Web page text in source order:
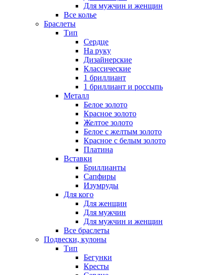
Для мужчин и женщин
Все колье
Браслеты
Тип
Сердце
На руку
Дизайнерские
Классические
1 бриллиант
1 бриллиант и россыпь
Металл
Белое золото
Красное золото
Желтое золото
Белое с желтым золото
Красное с белым золото
Платина
Вставки
Бриллианты
Сапфиры
Изумруды
Для кого
Для женщин
Для мужчин
Для мужчин и женщин
Все браслеты
Подвески, кулоны
Тип
Бегунки
Кресты